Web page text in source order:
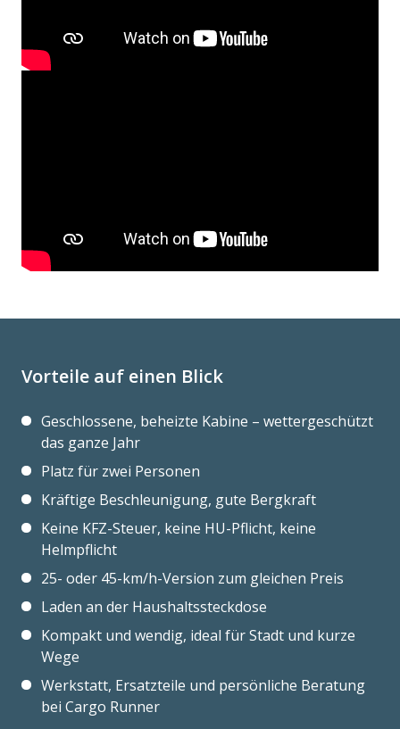
Vorteile auf einen Blick
Geschlossene, beheizte Kabine – wettergeschützt
das ganze Jahr
Platz für zwei Personen
Kräftige Beschleunigung, gute Bergkraft
Keine KFZ-Steuer, keine HU-Pflicht, keine
Helmpflicht
25- oder 45-km/h-Version zum gleichen Preis
Laden an der Haushaltssteckdose
Kompakt und wendig, ideal für Stadt und kurze
Wege
Werkstatt, Ersatzteile und persönliche Beratung
bei Cargo Runner